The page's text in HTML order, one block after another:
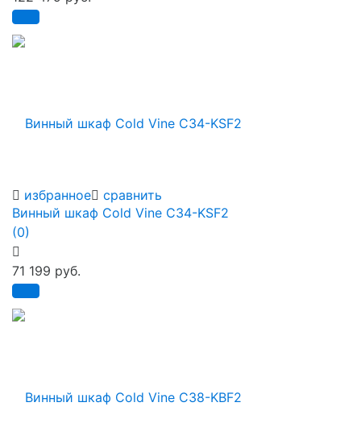
избранное сравнить
Винный шкаф Cold Vine C34-KSF2
(0)
71 199 руб.